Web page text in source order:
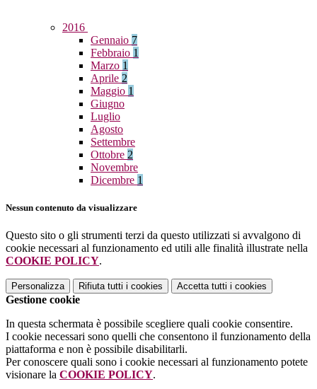
2016
Gennaio 7
Febbraio 1
Marzo 1
Aprile 2
Maggio 1
Giugno
Luglio
Agosto
Settembre
Ottobre 2
Novembre
Dicembre 1
Nessun contenuto da visualizzare
Questo sito o gli strumenti terzi da questo utilizzati si avvalgono di
cookie necessari al funzionamento ed utili alle finalità illustrate nella
COOKIE POLICY.
Personalizza Rifiuta tutti i cookies Accetta tutti i cookies
Gestione cookie
In questa schermata è possibile scegliere quali cookie consentire.
I cookie necessari sono quelli che consentono il funzionamento della
piattaforma e non è possibile disabilitarli.
Per conoscere quali sono i cookie necessari al funzionamento potete
visionare la COOKIE POLICY.